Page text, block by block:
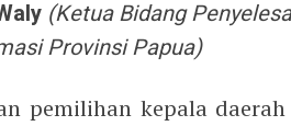
(Ketua Bidang
Provinsi Papua)
pemilihan kepala